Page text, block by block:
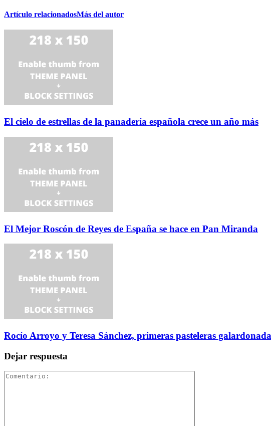
Artículo relacionadosMás del autor
El cielo de estrellas de la panadería española crece un año más
El Mejor Roscón de Reyes de España se hace en Pan Miranda
Rocío Arroyo y Teresa Sánchez, primeras pasteleras
Dejar respuesta